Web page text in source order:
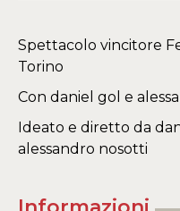
Spettacolo vincitore
Torino
Con daniel gol e
Ideato e diretto da
alessandro nosotti